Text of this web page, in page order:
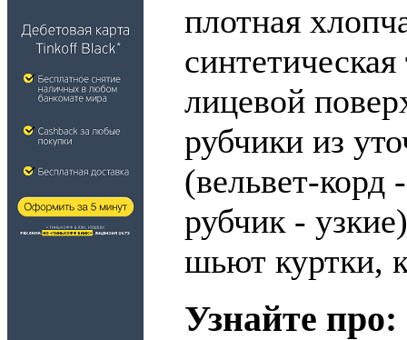
плотная
лицевой
рубчики из
(вельвет-корд
рубчик -
шьют куртки,
Узнайте про: